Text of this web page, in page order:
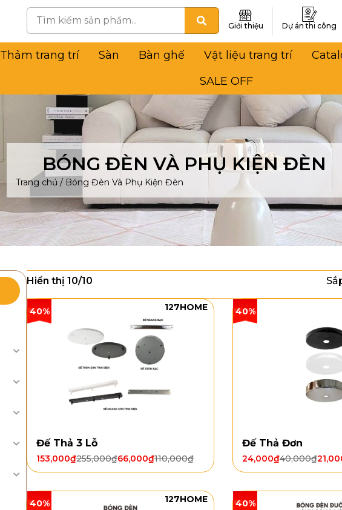
Giới thiệu Dự án thi công
Thảm trang trí Sàn Bàn ghế Vật liệu trang trí
SALE OFF
BÓNG ĐÈN VÀ PHỤ KIỆN ĐÈN
Trang chủ / Bóng Đèn Và Phụ Kiện Đèn
Hiển thị 10/10
40% 127HOME
Đế Thả 3 Lỗ
110,000₫
66,000₫
255,000₫
153,000₫
40%
Đế Thả Đơn
40,000₫
24,000₫
40% 127HOME 40%